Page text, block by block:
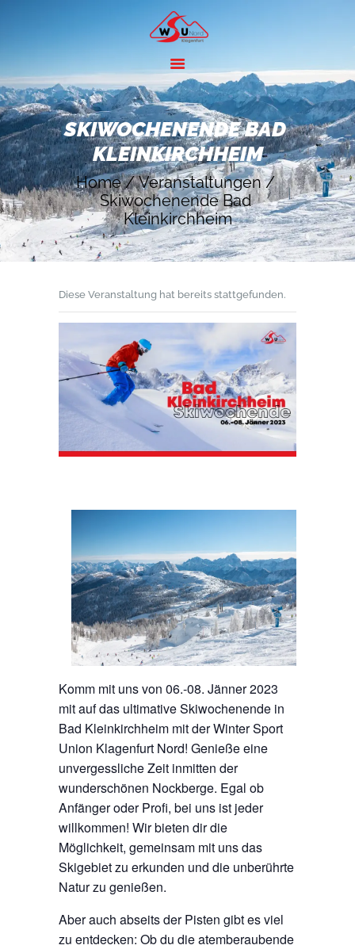
SKIWOCHENENDE BAD
KLEINKIRCHHEIM
Home
Veranstaltungen
Skiwochenende Bad
Kleinkirchheim
HOME
ANGEBOTE
SKIGEBIETE
ÜBER UNS
KONTAKT
Diese Veranstaltung hat bereits stattgefunden.
Komm mit uns von 06.-08. Jänner 2023
mit auf das ultimative Skiwochenende in
Bad Kleinkirchheim mit der Winter Sport
Union Klagenfurt Nord! Genieße eine
unvergessliche Zeit inmitten der
wunderschönen Nockberge. Egal ob
Anfänger oder Profi, bei uns ist jeder
willkommen! Wir bieten dir die
Möglichkeit, gemeinsam mit uns das
Skigebiet zu erkunden und die unberührte
Natur zu genießen.
Aber auch abseits der Pisten gibt es viel
zu entdecken: Ob du die atemberaubende